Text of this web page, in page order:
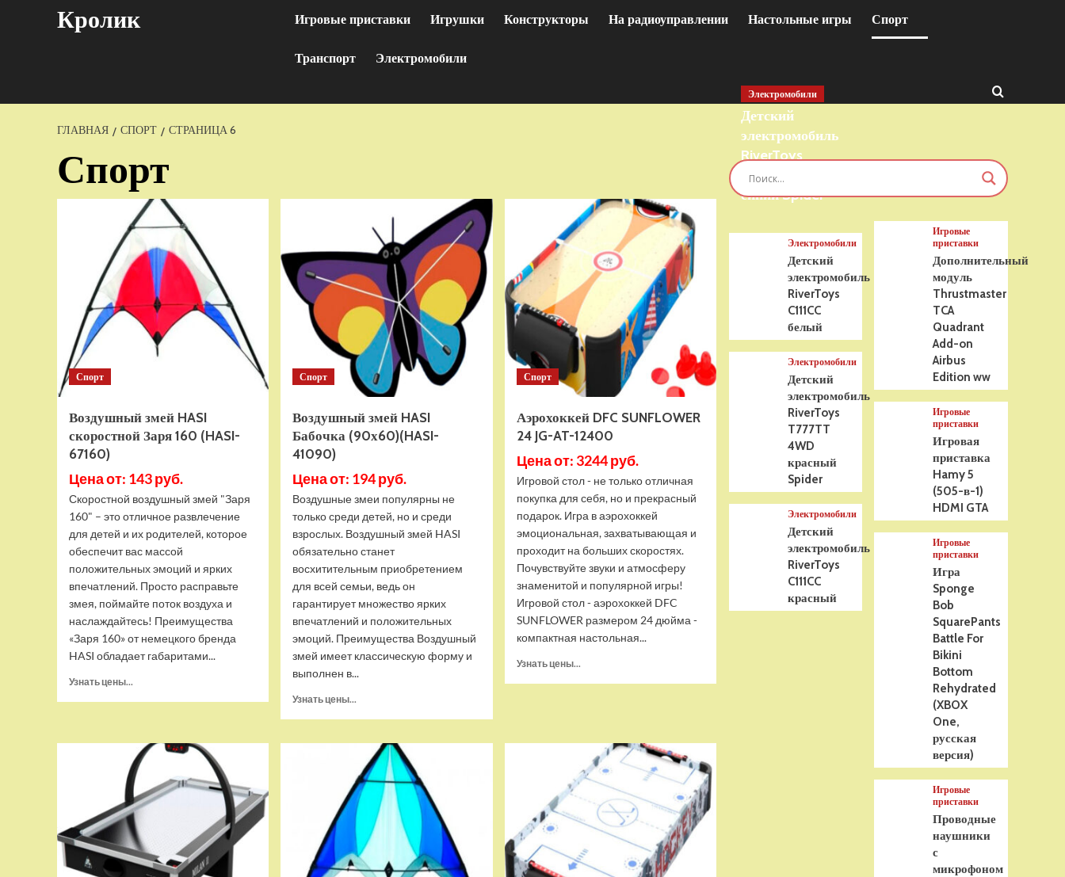
Кролик Игровые приставки Игрушки Конструкторы На радиоуправлении Настольные игры Спорт
Транспорт Электромобили
ГЛАВНАЯ СПОРТ СТРАНИЦА 6
Спорт
Спорт
Воздушный змей HASI
скоростной Заря 160 (HASI-
67160)
Цена от: 143 руб.
Скоростной воздушный змей "Заря
160" – это отличное развлечение
для детей и их родителей, которое
обеспечит вас массой
положительных эмоций и ярких
впечатлений. Просто расправьте
змея, поймайте поток воздуха и
наслаждайтесь! Преимущества
«Заря 160» от немецкого бренда
HASI обладает габаритами...
Узнать цены...
HASI
скоростной
Заря
160
(HASI-
67160)
Спорт
Воздушный змей HASI
Бабочка (90х60)(HASI-
41090)
Цена от: 194 руб.
Воздушные змеи популярны не
только среди детей, но и среди
взрослых. Воздушный змей HASI
обязательно станет
восхитительным приобретением
для всей семьи, ведь он
гарантирует множество ярких
впечатлений и положительных
эмоций. Преимущества Воздушный
змей имеет классическую форму и
выполнен в...
Узнать цены...
Воздушный
змей
HASI
Бабочка
(90х60)
(HASI-
41090)
Спорт
Аэрохоккей DFC SUNFLOWER
24 JG-AT-12400
Цена от: 3244 руб.
Игровой стол - не только отличная
покупка для себя, но и прекрасный
подарок. Игра в аэрохоккей
эмоциональная, захватывающая и
проходит на больших скоростях.
Почувствуйте звуки и атмосферу
знаменитой и популярной игры!
Игровой стол - аэрохоккей DFC
SUNFLOWER размером 24 дюйма -
компактная настольная...
Узнать цены...
JG-
AT-
12400
Электромобили
Детский
электромобиль
RiverToys
T777TT 4WD
синий Spider
Электромобили
Детский
электромобиль
RiverToys
C111CC
белый
Электромобили
Детский
электромобиль
RiverToys
T777TT
4WD
красный
Spider
Электромобили
Детский
электромобиль
RiverToys
C111CC
красный
Игровые
приставки
Дополнительный
модуль
Thrustmaster
TCA
Quadrant
Add-on
Airbus
Edition ww
Игровые
приставки
Игровая
приставка
Hamy 5
(505-в-1)
HDMI GTA
Игровые
приставки
Игра
Sponge
Bob
SquarePants
Battle For
Bikini
Bottom
Rehydrated
(XBOX
One,
русская
версия)
Игровые
приставки
Проводные
наушники
с
микрофоном